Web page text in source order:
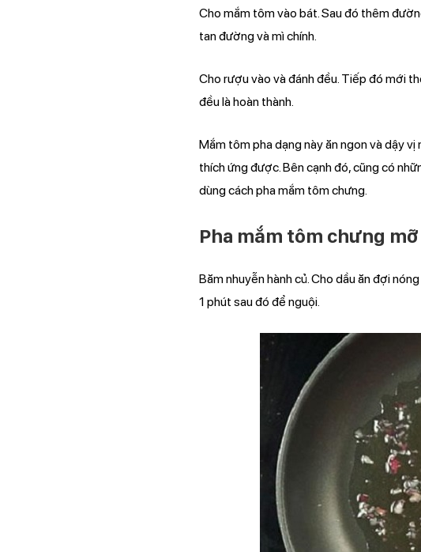
Cho mắm tôm vào bát. Sau đó thêm
tan đường và mì chính.
Cho rượu vào và đánh đều. Tiếp đó mới
đều là hoàn thành.
Mắm tôm pha dạng này ăn ngon và dậy
thích ứng được. Bên cạnh đó, cũng có
dùng cách pha mắm tôm chưng.
Pha mắm tôm chưng
Băm nhuyễn hành củ. Cho dầu ăn đợi
1 phút sau đó để nguội.